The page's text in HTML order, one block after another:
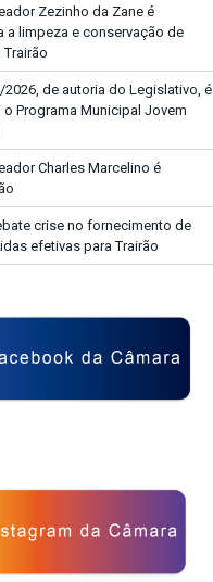
Zezinho da Zane é
a limpeza e conservação de
2026, de autoria do Legislativo, é
Programa Municipal Jovem
Charles Marcelino é
crise no fornecimento de
efetivas para Trairão